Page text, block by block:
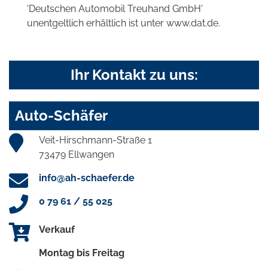
'Deutschen Automobil Treuhand GmbH'
unentgeltlich erhältlich ist unter www.dat.de.
Ihr Kontakt zu uns:
Auto-Schäfer
Veit-Hirschmann-Straße 1
73479 Ellwangen
info@ah-schaefer.de
0 79 61 / 55 025
Verkauf
Montag bis Freitag